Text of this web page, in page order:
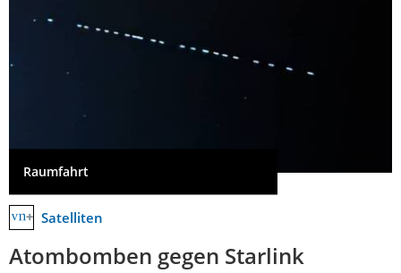
Raumfahrt
Satelliten
Atombomben gegen Starlink